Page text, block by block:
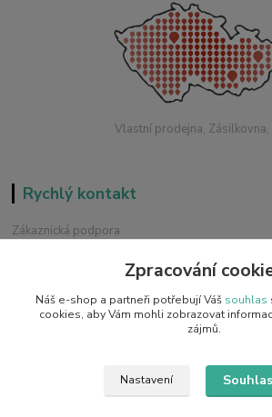
Vlastní prodejna, Zásilkovna,
Rychlý kontakt
Zákaznická podpora
Chat / Online podpora - 24/7
info@emobilky.cz
Zpracování
Náš e-shop a partneři potřebují Váš souhlas
cookies, aby Vám mohli zobrazovat
zájmů.
Nastavení